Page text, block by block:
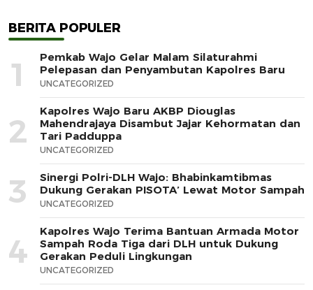
BERITA POPULER
1
Pemkab Wajo Gelar Malam Silaturahmi
Pelepasan dan Penyambutan Kapolres Baru
UNCATEGORIZED
2
Kapolres Wajo Baru AKBP Diouglas
Mahendrajaya Disambut Jajar Kehormatan dan
Tari Padduppa
UNCATEGORIZED
3
Sinergi Polri-DLH Wajo: Bhabinkamtibmas
Dukung Gerakan PISOTA’ Lewat Motor Sampah
UNCATEGORIZED
4
Kapolres Wajo Terima Bantuan Armada Motor
Sampah Roda Tiga dari DLH untuk Dukung
Gerakan Peduli Lingkungan
UNCATEGORIZED